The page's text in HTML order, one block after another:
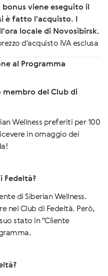
viene eseguito il
è fatto l'acquisto. I
locale di Novosibirsk.
d'acquisto IVA esclusa
al Programma
membro del Club di
Wellness preferiti per 100
in ​​omaggio dei
Fedeltà?
di Siberian Wellness.
nel Club di Fedeltà. Però,
stato in "Cliente